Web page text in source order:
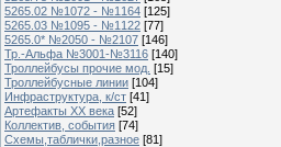
5265.02 №1072 - №1164 [125]
5265.03 №1095 - №1122 [77]
5265.0* №2050 - №2107 [146]
Тр.-Альфа №3001-№3116 [140]
Троллейбусы прочие мод. [15]
Троллейбусные линии [104]
Инфраструктура, к/ст [41]
Артефакты ХХ века [52]
Коллектив, события [74]
Схемы,таблички,разное [81]